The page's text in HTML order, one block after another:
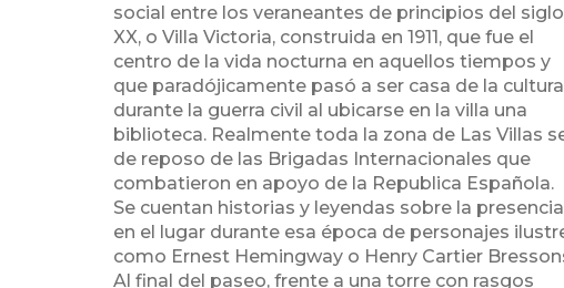
social entre los veraneantes de principios del siglo
XX, o Villa Victoria, construida en 1911, que fue el
centro de la vida nocturna en aquellos tiempos y
que paradójicamente pasó a ser casa de la cultura
durante la guerra civil al ubicarse en la villa una
biblioteca. Realmente toda la zona de Las Villas
de reposo de las Brigadas Internacionales que
combatieron en apoyo de la Republica Española.
Se cuentan historias y leyendas sobre la presencia
en el lugar durante esa época de personajes
como Ernest Hemingway o Henry Cartier
Al final del paseo, frente a una torre con rasgos